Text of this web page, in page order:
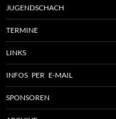
JUGENDSCHACH
TERMINE
LINKS
INFOS PER E-MAIL
SPONSOREN